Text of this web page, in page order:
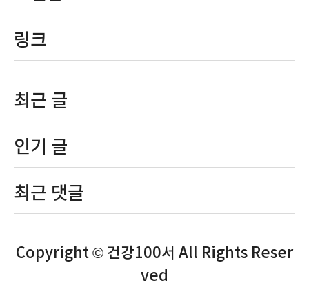
링크
최근 글
인기 글
최근 댓글
Copyright © 건강100서 All Rights Reser
ved